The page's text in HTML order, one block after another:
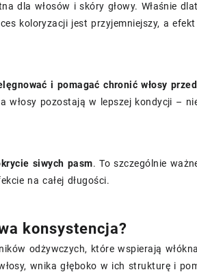
dla włosów i skóry głowy. Właśnie
koloryzacji jest przyjemniejszy, a
i pomagać chronić włosy
włosy pozostają w lepszej kondycji –
siwych pasm. To szczególnie
na całej długości.
konsystencja?
odżywczych, które wspierają
wnika głęboko w ich strukturę i